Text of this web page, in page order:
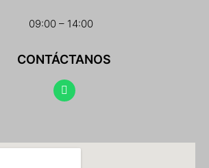
09:00 – 14:00
CONTÁCTANOS